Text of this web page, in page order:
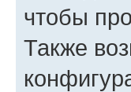
чтобы
Также